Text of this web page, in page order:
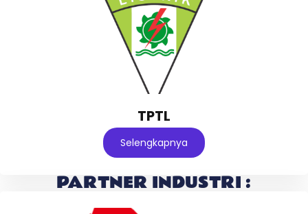
TPTL
Selengkapnya
PARTNER INDUSTRI :